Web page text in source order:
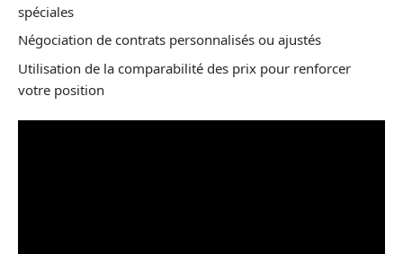
spéciales
Négociation de contrats personnalisés ou ajustés
Utilisation de la comparabilité des prix pour renforcer
votre position